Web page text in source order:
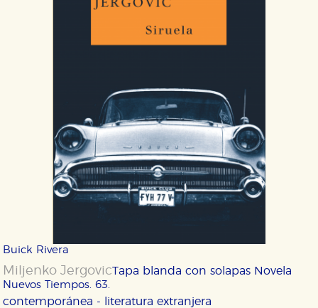
Buick Rivera
Miljenko Jergovic
Nuevos Tiempos. 63.
Tapa blanda con solapas Novela
contemporánea - literatura extranjera